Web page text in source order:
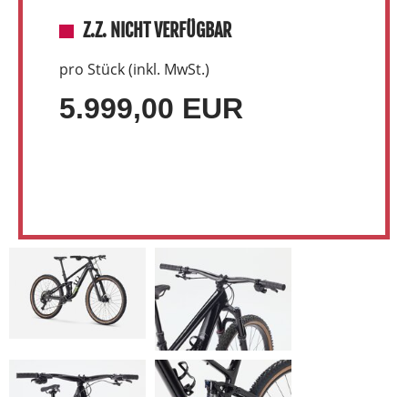
Z.Z. NICHT VERFÜGBAR
pro Stück (inkl. MwSt.)
5.999,00 EUR